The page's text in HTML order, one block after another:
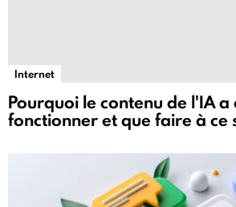
Internet
Pourquoi le contenu de l'IA a
fonctionner et que faire à ce